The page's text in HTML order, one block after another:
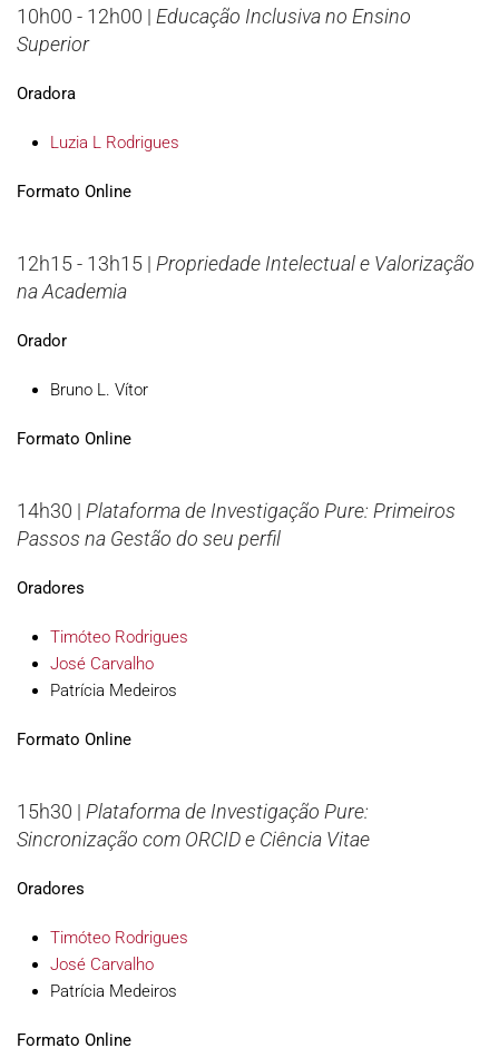
10h00 - 12h00 | Educação Inclusiva no Ensino
Superior
Oradora
Luzia L Rodrigues
Formato Online
12h15 - 13h15 | Propriedade Intelectual e Valorização
na Academia
Orador
Bruno L. Vítor
Formato Online
14h30 | Plataforma de Investigação Pure: Primeiros
Passos na Gestão do seu perfil
Oradores
Timóteo Rodrigues
José Carvalho
Patrícia Medeiros
Formato Online
15h30 | Plataforma de Investigação Pure:
Sincronização com ORCID e Ciência Vitae
Oradores
Timóteo Rodrigues
José Carvalho
Patrícia Medeiros
Formato Online